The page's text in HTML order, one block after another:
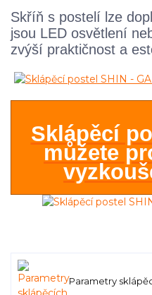
Skříň s postelí lze
jsou LED osvětlení
zvýší praktičnost a
Sklápěcí
můžete
Parametry